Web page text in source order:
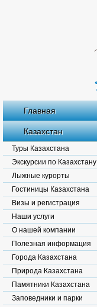
Главная
Казахстан
Туры Казахстана
Экскурсии по Казахстану
Лыжные курорты
Гостиницы Казахстана
Визы и регистрация
Наши услуги
О нашей компании
Полезная информация
Города Казахстана
Природа Казахстана
Памятники Казахстана
Заповедники и парки